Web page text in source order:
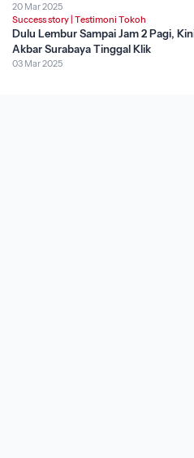
20 Mar 2025
Success story Testimoni Tokoh
Dulu Lembur Sampai Jam 2 Pagi,
Akbar Surabaya Tinggal Klik
03 Mar 2025